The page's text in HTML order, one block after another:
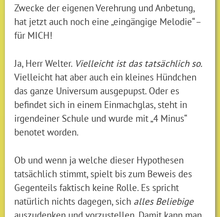
Zwecke der eigenen Verehrung und Anbetung,
hat jetzt auch noch eine „eingängige Melodie“ –
für MICH!
Ja, Herr Welter. Vielleicht ist das tatsächlich so.
Vielleicht hat aber auch ein kleines Hündchen
das ganze Universum ausgepupst. Oder es
befindet sich in einem Einmachglas, steht in
irgendeiner Schule und wurde mit „4 Minus“
benotet worden.
Ob und wenn ja welche dieser Hypothesen
tatsächlich stimmt, spielt bis zum Beweis des
Gegenteils faktisch keine Rolle. Es spricht
natürlich nichts dagegen, sich alles Beliebige